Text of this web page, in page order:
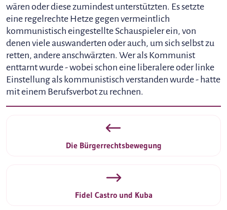
wären oder diese zumindest unterstützten. Es setzte
eine regelrechte Hetze gegen vermeintlich
kommunistisch eingestellte Schauspieler ein, von
denen viele auswanderten oder auch, um sich selbst zu
retten, andere anschwärzten. Wer als Kommunist
enttarnt wurde - wobei schon eine liberalere oder linke
Einstellung als kommunistisch verstanden wurde - hatte
mit einem Berufsverbot zu rechnen.
Die Bürgerrechtsbewegung
Fidel Castro und Kuba